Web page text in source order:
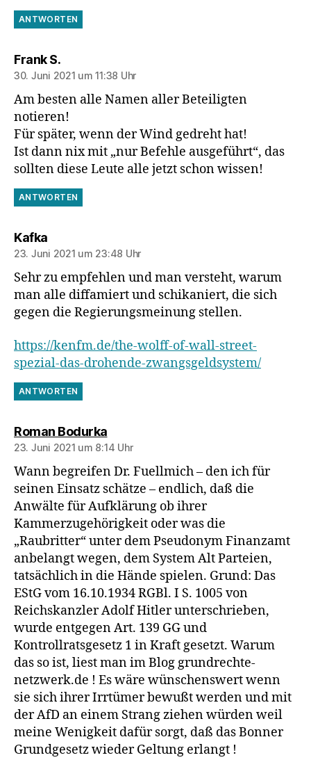
ANTWORTEN
Frank S.sagt:
30. Juni 2021 um 11:38 Uhr
Am besten alle Namen aller Beteiligten
notieren!
Für später, wenn der Wind gedreht hat!
Ist dann nix mit „nur Befehle ausgeführt“, das
sollten diese Leute alle jetzt schon wissen!
ANTWORTEN
Kafkasagt:
23. Juni 2021 um 23:48 Uhr
Sehr zu empfehlen und man versteht, warum
man alle diffamiert und schikaniert, die sich
gegen die Regierungsmeinung stellen.
https://kenfm.de/the-wolff-of-wall-street-
spezial-das-drohende-zwangsgeldsystem/
ANTWORTEN
Roman Bodurkasagt:
23. Juni 2021 um 8:14 Uhr
Wann begreifen Dr. Fuellmich – den ich für
seinen Einsatz schätze – endlich, daß die
Anwälte für Aufklärung ob ihrer
Kammerzugehörigkeit oder was die
„Raubritter“ unter dem Pseudonym Finanzamt
anbelangt wegen, dem System Alt Parteien,
tatsächlich in die Hände spielen. Grund: Das
EStG vom 16.10.1934 RGBl. I S. 1005 von
Reichskanzler Adolf Hitler unterschrieben,
wurde entgegen Art. 139 GG und
Kontrollratsgesetz 1 in Kraft gesetzt. Warum
das so ist, liest man im Blog grundrechte-
netzwerk.de ! Es wäre wünschenswert wenn
sie sich ihrer Irrtümer bewußt werden und mit
der AfD an einem Strang ziehen würden weil
meine Wenigkeit dafür sorgt, daß das Bonner
Grundgesetz wieder Geltung erlangt !